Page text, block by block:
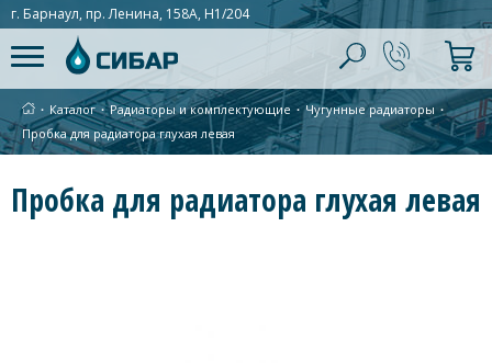
г. Барнаул, пр. Ленина, 158А, Н1/204
∙ Каталог ∙Радиаторы и комплектующие ∙Чугунные радиаторы ∙
Пробка для радиатора глухая левая
Пробка для радиатора глухая левая